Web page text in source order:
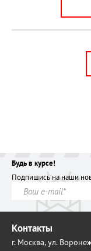
Будь в курсе!
Подпишись на наши
Контакты
г. Москва,ул.